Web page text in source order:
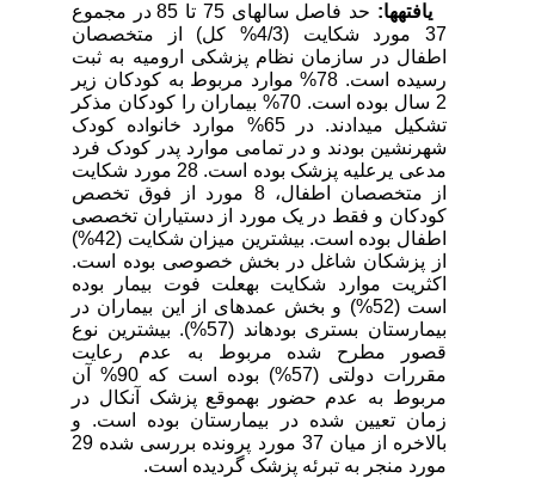
یافته­ها:
حد فاصل سال­های 75 تا 85 در مجموع
37 مورد شکایت (4/3% کل) از متخصصان
اطفال در سازمان نظام پزشکی ارومیه به ثبت
رسیده است. 78% موارد مربوط به کودکان زیر
2 سال بوده است. 70% بیماران را کودکان مذکر
تشکیل می­دادند. در 65% موارد خانواده کودک
شهرنشین بودند و در تمامی موارد پدر کودک فرد
مدعی یرعلیه پزشک بوده است. 28 مورد شکایت
از متخصصان اطفال، 8 مورد از فوق تخصص
کودکان و فقط در یک مورد از دستیاران تخصصی
اطفال بوده است. بیشترین میزان شکایت (42%)
از پزشکان شاغل در بخش خصوصی بوده است.
اکثریت موارد شکایت به­علت فوت بیمار بوده
است (52%) و بخش عمده­ای از این بیماران در
بیمارستان بستری بوده­اند (57%). بیشترین نوع
قصور مطرح شده مربوط به عدم رعایت
مقررات دولتی (57%) بوده است که 90% آن
مربوط به عدم حضور به­موقع پزشک آنکال در
زمان تعیین شده در بیمارستان بوده است. و
بالاخره از میان 37 مورد پرونده بررسی شده 29
مورد منجر به تبرئه پزشک گردیده است.